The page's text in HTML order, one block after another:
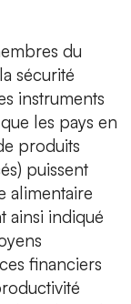
du
sécurité
instruments
les pays en
produits
puissent
alimentaire
ainsi indiqué
financiers